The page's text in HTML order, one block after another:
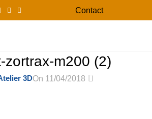
Contact
zortrax-m200 (2)
3DOn 11/04/2018 0